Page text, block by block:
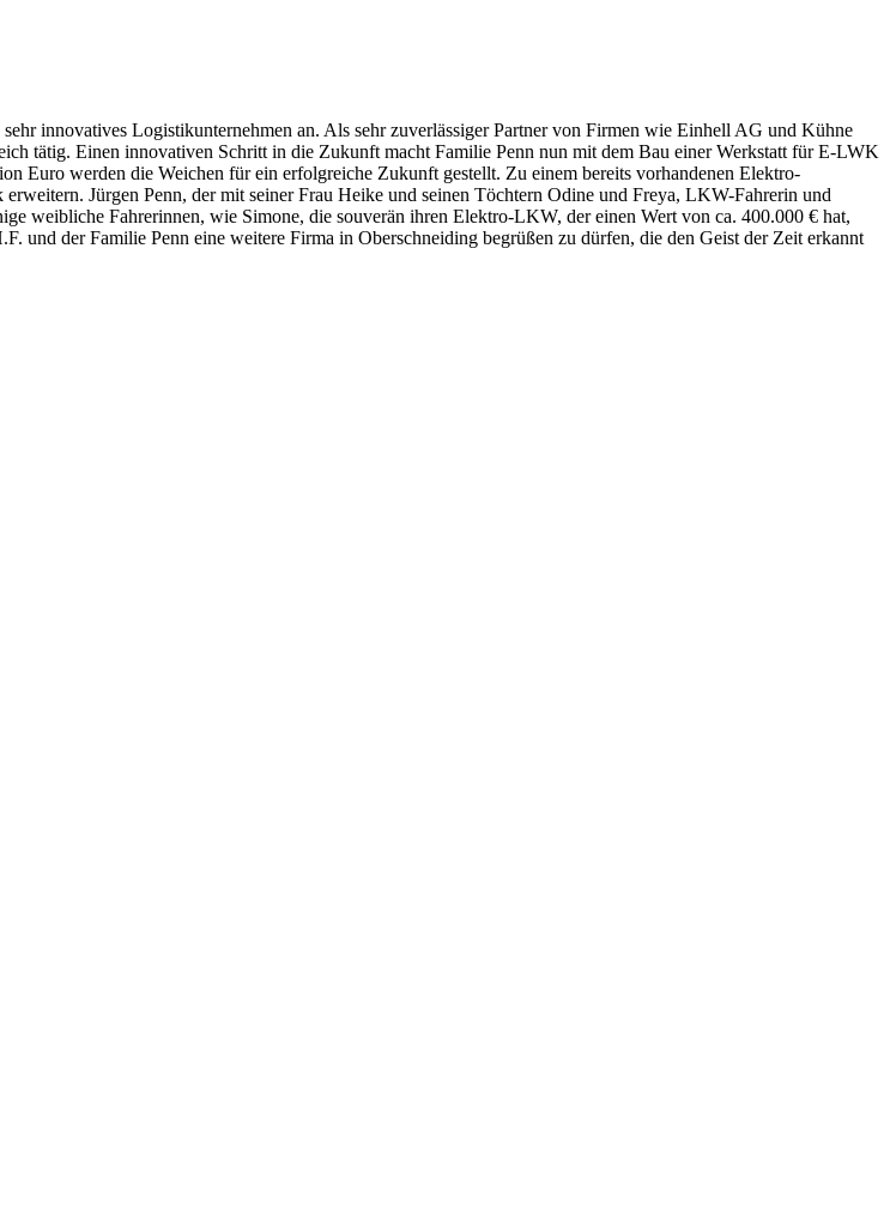
innovatives Logistikunternehmen an. Als sehr zuverlässiger Partner von Firmen wie Einhell AG und Kühne
tätig. Einen innovativen Schritt in die Zukunft macht Familie Penn nun mit dem Bau einer Werkstatt für E-LWK
Euro werden die Weichen für ein erfolgreiche Zukunft gestellt. Zu einem bereits vorhandenen Elektro-
Jürgen Penn, der mit seiner Frau Heike und seinen Töchtern Odine und Freya, LKW-Fahrerin und
weibliche Fahrerinnen, wie Simone, die souverän ihren Elektro-LKW, der einen Wert von ca. 400.000 € hat,
und der Familie Penn eine weitere Firma in Oberschneiding begrüßen zu dürfen, die den Geist der Zeit erkannt